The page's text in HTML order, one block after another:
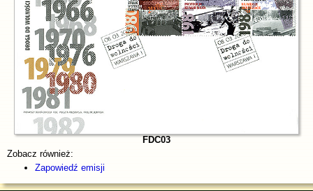
FDC03
Zobacz również:
Zapowiedź emisji